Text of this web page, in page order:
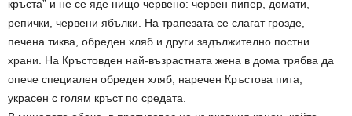
кръста” и не се яде нищо червено: червен пипер, домати,
репички, червени ябълки. На трапезата се слагат грозде,
печена тиква, обреден хляб и други задължително постни
храни. На Кръстовден най-възрастната жена в дома трябва да
опече специален обреден хляб, наречен Кръстова пита,
украсен с голям кръст по средата.